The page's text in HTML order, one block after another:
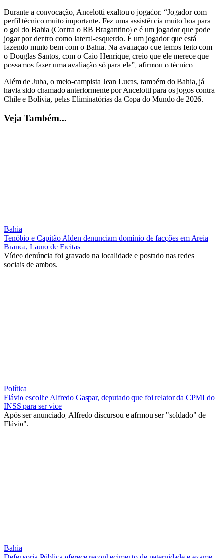
Durante a convocação, Ancelotti exaltou o jogador. “Jogador com
perfil técnico muito importante. Fez uma assistência muito boa para
o gol do Bahia (Contra o RB Bragantino) e é um jogador que pode
jogar por dentro como lateral-esquerdo. É um jogador que está
fazendo muito bem com o Bahia. Na avaliação que temos feito com
o Douglas Santos, com o Caio Henrique, creio que ele merece que
possamos fazer uma avaliação só para ele”, afirmou o técnico.
Além de Juba, o meio-campista Jean Lucas, também do Bahia, já
havia sido chamado anteriormente por Ancelotti para os jogos contra
Chile e Bolívia, pelas Eliminatórias da Copa do Mundo de 2026.
Veja Também...
Bahia
Tenóbio e Capitão Alden denunciam domínio de facções em Areia
Branca, Lauro de Freitas
Vídeo denúncia foi gravado na localidade e postado nas redes
sociais de ambos.
Política
Flávio escolhe Alfredo Gaspar, deputado que foi relator da CPMI do
INSS para ser vice
Após ser anunciado, Alfredo discursou e afrmou ser "soldado" de
Flávio".
Bahia